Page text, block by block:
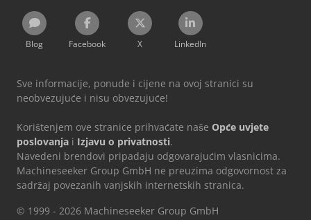
Blog Facebook X LinkedIn
Sve informacije, ponude i cijene na ovoj stranici su
neobvezujuće i nisu obvezujuće!
Korištenjem ove stranice prihvaćate naše Opće uvjete
poslovanja i Izjavu o privatnosti.
Navedeni brendovi pripadaju odgovarajućim vlasnicima.
Machineseeker Group GmbH ne preuzima odgovornost za
sadržaj povezanih vanjskih internetskih stranica.
© 1999 - 2026 Machineseeker Group GmbH